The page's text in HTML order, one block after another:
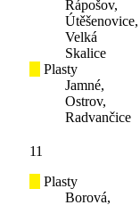
Rápošov,
Útěšenovice,
Velká
Skalice
Plasty
Jamné,
Ostrov,
Radvančice
11
Plasty
Borová,